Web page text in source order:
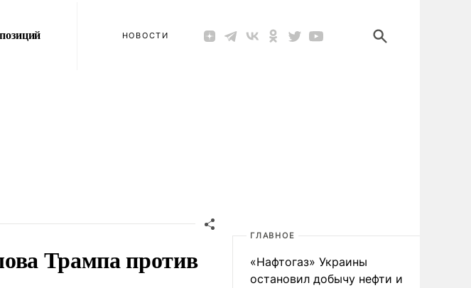
НОВОСТИ
Трампа против
ГЛАВНОЕ
«Нафтогаз» Украины
остановил добычу нефти и